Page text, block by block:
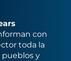
con
toda la
pueblos y